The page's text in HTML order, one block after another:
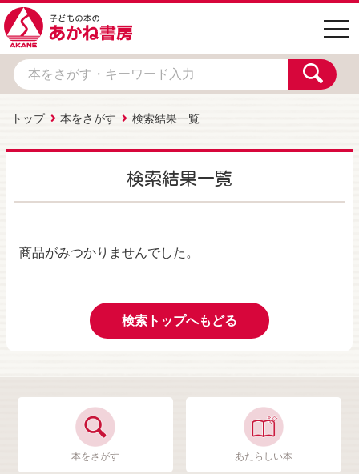
トップ 本をさがす 検索結果一覧
検索結果一覧
商品がみつかりませんでした。
検索トップへもどる
本をさがす あたらしい本